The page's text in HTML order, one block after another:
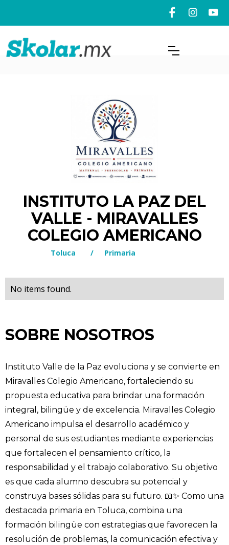
INSTITUTO LA PAZ DEL
VALLE - MIRAVALLES
COLEGIO AMERICANO
Toluca / Primaria
No items found.
SOBRE NOSOTROS
Instituto Valle de la Paz evoluciona y se convierte en
Miravalles Colegio Americano, fortaleciendo su
propuesta educativa para brindar una formación
integral, bilingüe y de excelencia. Miravalles Colegio
Americano impulsa el desarrollo académico y
personal de sus estudiantes mediante experiencias
que fortalecen el pensamiento crítico, la
responsabilidad y el trabajo colaborativo. Su objetivo
es que cada alumno descubra su potencial y
construya bases sólidas para su futuro. 📖✨ Como una
destacada primaria en Toluca, combina una
formación bilingüe con estrategias que favorecen la
resolución de problemas, la comunicación efectiva y